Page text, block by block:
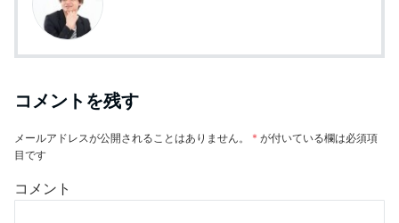
コメントを残す
メールアドレスが公開されることはありません。 * が付いている欄は必須項
目です
コメント